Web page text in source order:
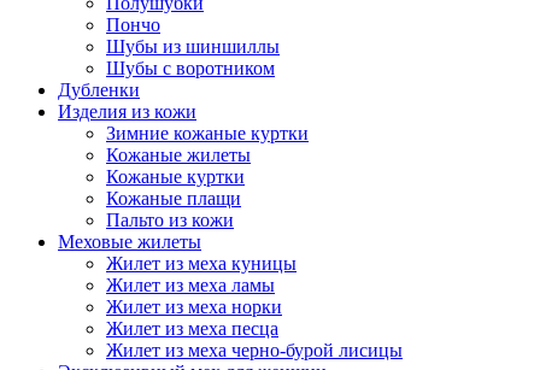
Пончо
Шубы из шиншиллы
Шубы с воротником
Дубленки
Изделия из кожи
Зимние кожаные куртки
Кожаные жилеты
Кожаные куртки
Кожаные плащи
Пальто из кожи
Меховые жилеты
Жилет из меха куницы
Жилет из меха ламы
Жилет из меха норки
Жилет из меха песца
Жилет из меха черно-бурой лисицы